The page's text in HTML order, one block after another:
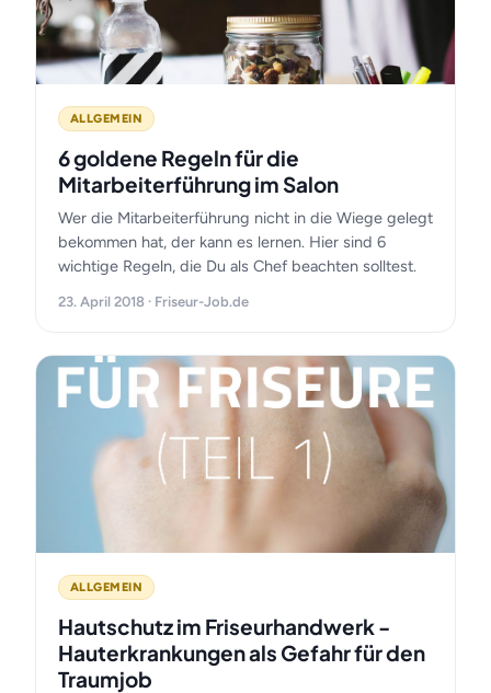
ALLGEMEIN
6 goldene Regeln für die
Mitarbeiterführung im Salon
Wer die Mitarbeiterführung nicht in die Wiege gelegt
bekommen hat, der kann es lernen. Hier sind 6
wichtige Regeln, die Du als Chef beachten solltest.
23. April 2018 · Friseur-Job.de
ALLGEMEIN
Hautschutz im Friseurhandwerk -
Hauterkrankungen als Gefahr für den
Traumjob